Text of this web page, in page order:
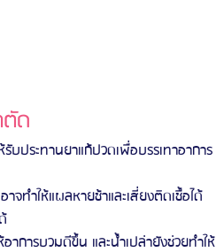
ด
บประทานยาแก้ปวดเพื่อบรรเทาอาการ
จทำให้แผลหายช้าและเสี่ยงติดเชื้อได้
าการบวมดีขึ้น และน้ำเปล่ายังช่วยทำให้